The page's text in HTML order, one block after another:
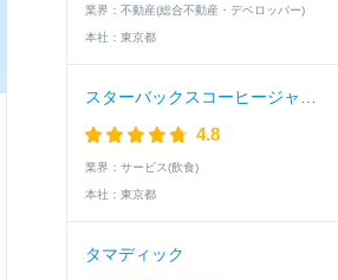
業界： 不動産(総合不動産・デベロッパー)
本社： 東京都
4.8
業界： サービス(飲食)
本社： 東京都
タマディック